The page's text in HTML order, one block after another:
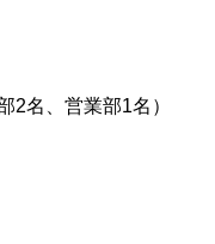
2名、営業部1名）